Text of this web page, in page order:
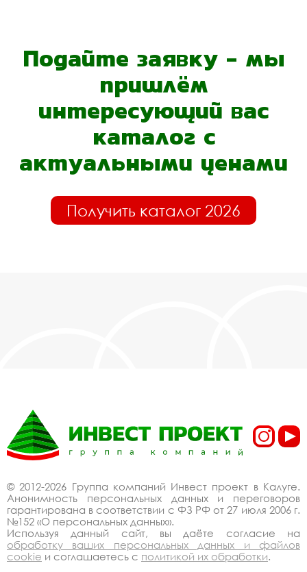
Подайте заявку - мы
пришлём
интересующий вас
каталог с
актуальными ценами
Получить каталог 2026
© 2012-2026 Группа компаний Инвест проект в Калуге.
Анонимность персональных данных и переговоров
гарантирована в соответствии с ФЗ РФ от 27 июля 2006 г.
№152 «О персональных данных».
Используя данный сайт, вы даёте согласие на
обработку ваших персональных данных и файлов
cookie и соглашаетесь с политикой их обработки.